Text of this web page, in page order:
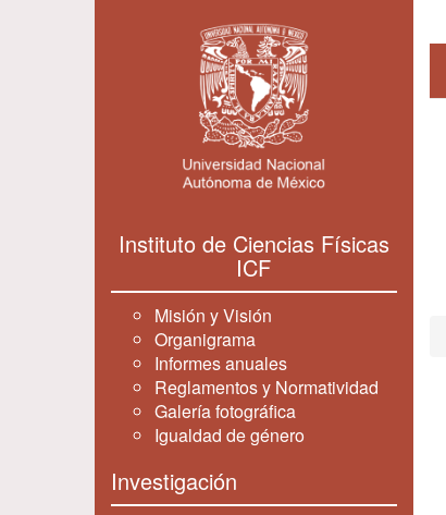
Instituto de Ciencias Físicas
ICF
Misión y Visión
Organigrama
Informes anuales
Reglamentos y Normatividad
Galería fotográfica
Igualdad de género
Investigación